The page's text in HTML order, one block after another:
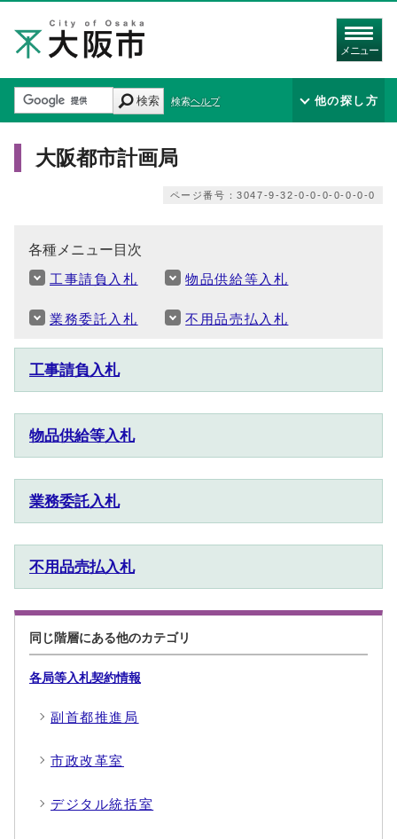
メニュー
検索 検索ヘルプ 他の探し方
大阪都市計画局
ページ番号：3047-9-32-0-0-0-0-0-0-0
各種メニュー目次
工事請負入札 物品供給等入札
業務委託入札 不用品売払入札
工事請負入札
物品供給等入札
業務委託入札
不用品売払入札
同じ階層にある他のカテゴリ
各局等入札契約情報
副首都推進局
市政改革室
デジタル統括室